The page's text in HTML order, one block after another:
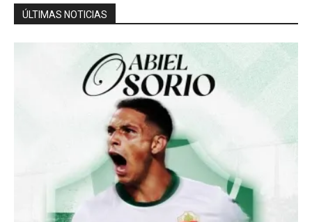
ÚLTIMAS NOTICIAS